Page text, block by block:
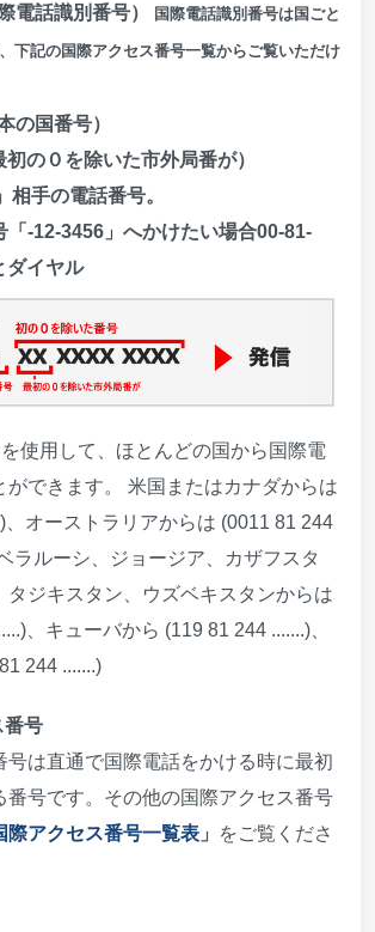
電話識別番号）
国際電話識別番号は国ごと
下記の国際アクセス番号一覧からご覧いただけ
の国番号）
の０を除いた市外局番が）
手の電話番号。
「-12-3456」へかけたい場合00-81-
ダイヤル
を使用して、ほとんどの国から国際電
ができます。 米国またはカナダからは
、オーストラリアからは (0011 81 244
ラルーシ、ジョージア、カザフスタ
タジキスタン、ウズベキスタンからは
、キューバから (119 81 244 .......)、
244 .......)
番号
号は直通で国際電話をかける時に最初
番号です。その他の国際アクセス番号
際アクセス番号一覧表 」
をご覧くださ